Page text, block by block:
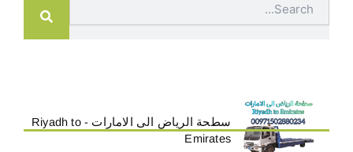
سطحة الرياض الى الامارات - Riyadh to
Emirates